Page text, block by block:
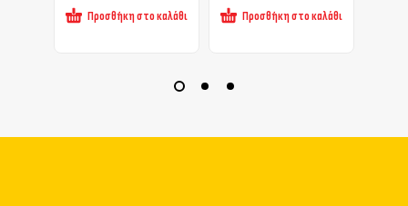
Προσθήκη στο καλάθι Προσθήκη στο καλάθι